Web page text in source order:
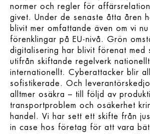
normer och regler för
givet. Under de senaste åtta åren
blivit mer omfattande även om vi nu
förenklingar på EU-nivå. Grön
digitalisering har blivit förenat med
utifrån skiftande regelverk
internationellt. Cyberattacker blir
sofistikerade. Och
alltmer osäkra – till följd av
transportproblem och osäkerhet
handel. Vi har sett ett skifte från
in case hos företag för att vara